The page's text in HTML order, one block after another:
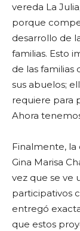
vereda La
porque
desarrollo de
familias. Esto
de las familias
sus abuelos;
requiere para
Ahora
Finalmente, la
Gina Marisa
vez que se ve
participativos
entregó
que estos